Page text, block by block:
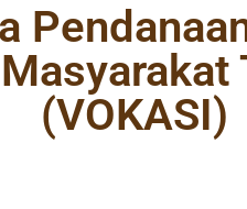
(VOKASI)